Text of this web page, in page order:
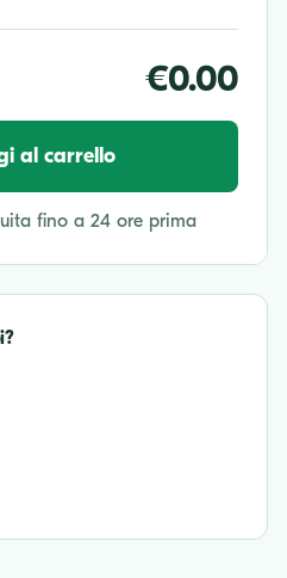
€0.00
al carrello
fino a 24 ore prima